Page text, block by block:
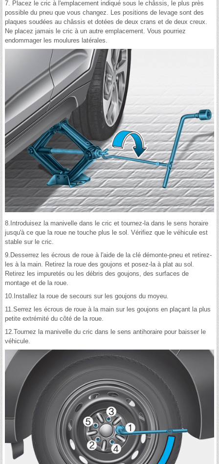
7. Placez le cric à l'emplacement indiqué sous le châssis, le plus près
possible du pneu que vous changez. Les positions de levage sont des
plaques soudées au châssis et dotées de deux crans et de deux creux.
Ne placez jamais le cric à un autre emplacement. Vous pourriez
endommager les moulures latérales.
8.Introduisez la manivelle dans le cric et tournez-la dans le sens horaire
jusqu'à ce que la roue ne touche plus le sol. Vérifiez que le véhicule est
stable sur le cric.
9.Desserrez les écrous de roue à l'aide de la clé démonte-pneu et retirez-
les à la main. Retirez la roue des goujons et posez-la à plat au sol.
Retirez les impuretés ou les débris des goujons, des surfaces de
montage et de la roue.
10.Installez la roue de secours sur les goujons du moyeu.
11.Serrez les écrous de roue à la main sur les goujons en plaçant la plus
petite extrémité du côté de la roue.
12.Tournez la manivelle du cric dans le sens antihoraire pour baisser le
véhicule.